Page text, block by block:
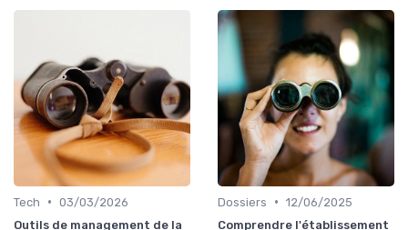
Tech • 03/03/2026
Outils de management de la
Dossiers • 12/06/2025
Comprendre l'établissement